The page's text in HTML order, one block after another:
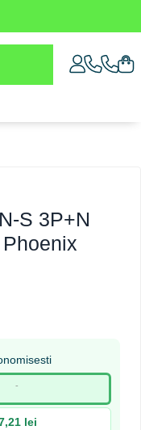
S 3P+N
-
lei